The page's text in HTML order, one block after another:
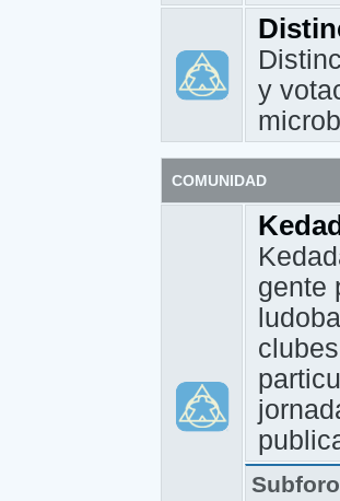
y
COMUNIDAD
gente